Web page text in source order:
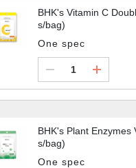
BHK's Vitamin C
s/bag)
One spec
BHK's Plant Enzymes
s/bag)
One spec